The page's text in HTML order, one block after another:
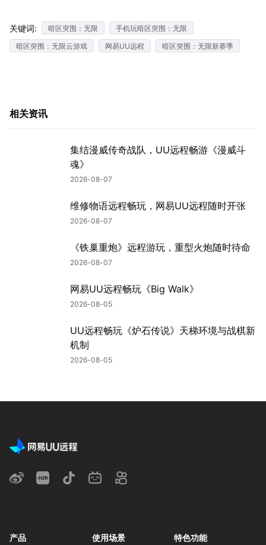
关键词: 暗区突围：无限
手机玩暗区突围：无限
暗区突围：无限云游戏
网易UU远程 暗区突围：无限新赛季
相关资讯
集结漫威传奇战队，UU远程畅游《漫威斗
魂》
2026-08-07
维修物语远程畅玩，网易UU远程随时开张
2026-08-07
《铁巢重炮》远程游玩，重型火炮随时待命
2026-08-07
网易UU远程畅玩《Big Walk》
2026-08-05
UU远程畅玩《炉石传说》天梯环境与战棋新
机制
2026-08-05
产品 使用场景 特色功能